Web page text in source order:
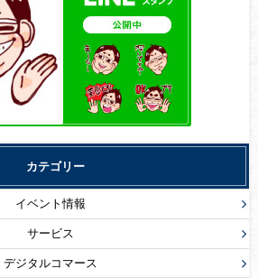
カテゴリー
イベント情報
サービス
デジタルコマース